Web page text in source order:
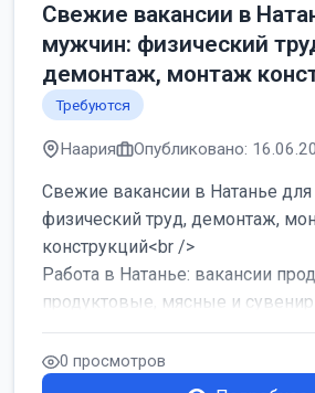
Свежие вакансии в
мужчин: физический
демонтаж, монтаж
Требуются
Наария Опубликовано:
Свежие вакансии в Натанье
физический труд, демонтаж,
конструкций<br />
Работа в Натанье: вакансии
продуктовые, мясные и
Разнорабочий на сборку м...
0 просмотров